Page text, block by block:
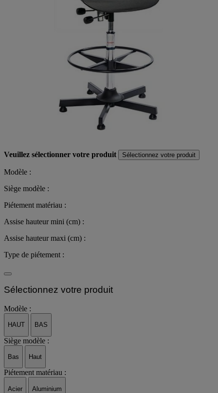
Veuillez sélectionner votre produit Sélectionnez votre produit
Modèle :
Siège modèle :
Piétement matériau :
Assise hauteur mini (cm) :
Assise hauteur maxi (cm) :
Type de piétement :
Sélectionnez votre produit
Modèle :
HAUT BAS
Siège modèle :
Bas Haut
Piétement matériau :
Acier Aluminium